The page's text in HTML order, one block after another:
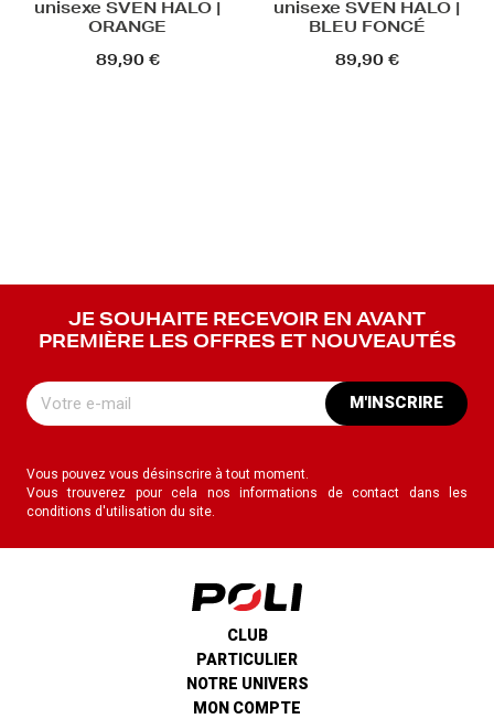
unisexe SVEN HALO |
ORANGE
89,90 €
unisexe SVEN HALO |
BLEU FONCÉ
89,90 €
JE SOUHAITE RECEVOIR EN AVANT
PREMIÈRE LES OFFRES ET NOUVEAUTÉS
M'INSCRIRE
Vous pouvez vous désinscrire à tout moment.
Vous trouverez pour cela nos informations de contact dans les
conditions d'utilisation du site.
CLUB
PARTICULIER
NOTRE UNIVERS
MON COMPTE